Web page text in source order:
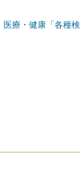
医療・健康「各種検